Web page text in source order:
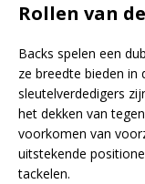
Rollen van
Backs spelen een
ze breedte bieden in
sleutelverdedigers
het dekken van
voorkomen van
uitstekende
tackelen.